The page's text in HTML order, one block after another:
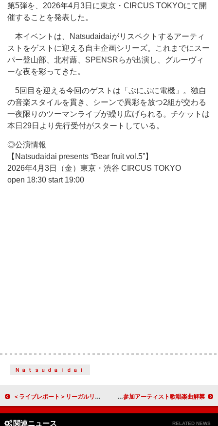
第5弾を、2026年4月3日に東京・CIRCUS TOKYOにて開
催することを発表した。
本イベントは、Natsudaidaiがリスペクトするアーティ
ストをゲストに迎える自主企画シリーズ。これまでにスー
パー登山部、北村蕗、SPENSRらが出演し、グルーヴィ
ーな夜を彩ってきた。
5回目を迎える今回のゲストは「ぷにぷに電機」。独自
の音楽スタイルを貫き、シーンで異彩を放つ2組が交わる
一夜限りのツーマンライブが繰り広げられる。チケットは
本日29日より先行受付がスタートしている。
◎公演情報
【Natsudaidai presents “Bear fruit vol.5”】
2026年4月3日（金）東京・渋谷 CIRCUS TOKYO
open 18:30 start 19:00
Ｎａｔｓｕｄａｉｄａｉ
＜ライブレポート＞リーガルリリー×羊文学、盟友同士の“核”が共鳴した対バン企画【cell,core 2025 to 2026】東京公演 かりゆし58、20周年記念トリビュートAL全参加アーティスト歌唱楽曲解禁
関連ニュース RELATED NEWS